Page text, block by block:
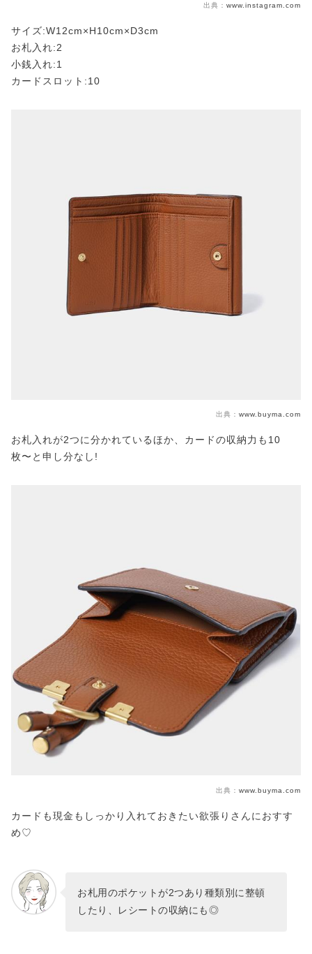
出典： www.instagram.com
サイズ:W12cm×H10cm×D3cm
お札入れ:2
小銭入れ:1
カードスロット:10
出典： www.buyma.com
お札入れが2つに分かれているほか、カードの収納力も10
枚〜と申し分なし!
出典： www.buyma.com
カードも現金もしっかり入れておきたい欲張りさんにおすす
め♡
お札用のポケットが2つあり種類別に整頓
したり、レシートの収納にも◎